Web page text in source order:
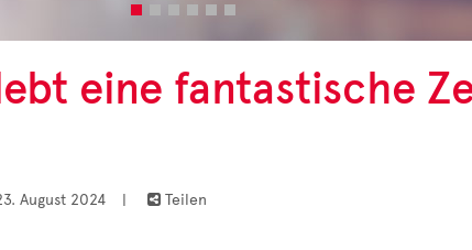
eine fantastische
August 2024 |  Teilen